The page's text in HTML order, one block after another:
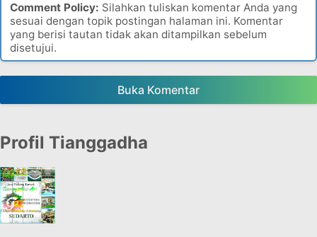
Comment Policy: Silahkan tuliskan komentar Anda yang
sesuai dengan topik postingan halaman ini. Komentar
yang berisi tautan tidak akan ditampilkan sebelum
disetujui.
Buka Komentar
Profil Tianggadha